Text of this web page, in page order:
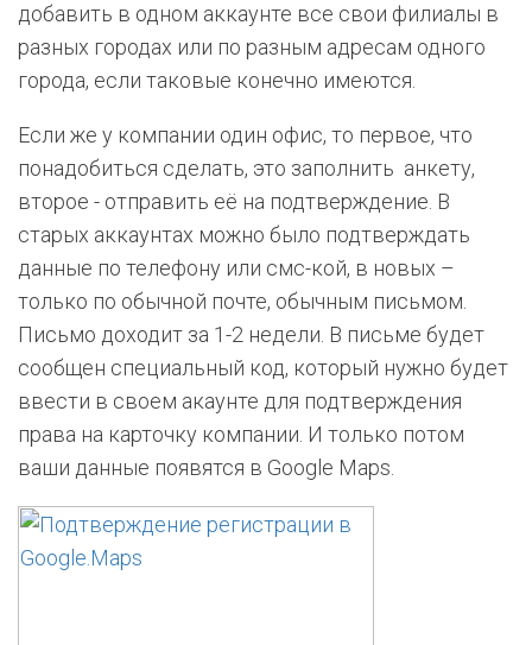
добавить в одном аккаунте все свои филиалы в
разных городах или по разным адресам одного
города, если таковые конечно имеются.
Если же у компании один офис, то первое, что
понадобиться сделать, это заполнить анкету,
второе - отправить её на подтверждение. В
старых аккаунтах можно было подтверждать
данные по телефону или смс-кой, в новых –
только по обычной почте, обычным письмом.
Письмо доходит за 1-2 недели. В письме будет
сообщен специальный код, который нужно будет
ввести в своем акаунте для подтверждения
права на карточку компании. И только потом
ваши данные появятся в Google Maps.